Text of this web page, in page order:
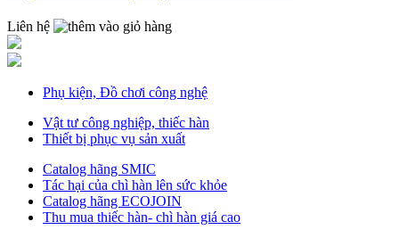
Liên hệ
Phụ kiện, Đồ chơi công nghệ
Vật tư công nghiệp, thiếc hàn
Thiết bị phục vụ sản xuất
Catalog hãng SMIC
Tác hại của chì hàn lên sức khỏe
Catalog hãng ECOJOIN
Thu mua thiếc hàn- chì hàn giá cao